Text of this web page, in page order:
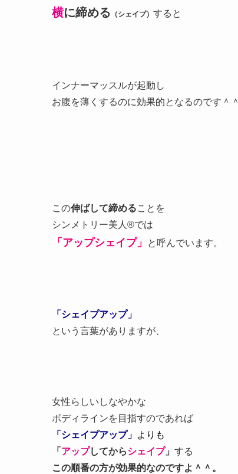
横に締める （シェイプ） すると
インナーマッスルが起動し
お腹を薄くするのに効果的となるのです＾＾
この伸ばして締めることを
シンメトリー美人®では
「アップシェイプ」 と呼んでいます。
「シェイプアップ」
という言葉がありますが、
女性らしいしなやかな
ボディラインを目指すのであれば
「シェイプアップ」 よりも
「 アップしてからシェイプ」 する
この順番の方が効果的なのですよ＾＾。